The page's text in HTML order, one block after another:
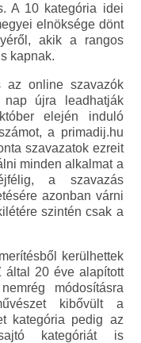
A 10 kategória idei
elnöksége dönt
akik a rangos
kapnak.
az online szavazók
újra leadhatják
elején induló
a primadij.hu
szavazatok ezreit
minden alkalmat a
a szavazás
azonban várni
szintén csak a
kerülhettek
által 20 éve alapított
módosításra
kibővült a
kategória pedig az
kategóriát is